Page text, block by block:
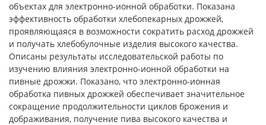
объектах для электронно-ионной обработки. Показана
эффективность обработки хлебопекарных дрожжей,
проявляющаяся в возможности сократить расход дрожжей
и получать хлебобулочные изделия высокого качества.
Описаны результаты исследовательской работы по
изучению влияния электронно-ионной обработки на
пивные дрожжи. Показано, что электронно-ионная
обработка пивных дрожжей обеспечивает значительное
сокращение продолжительности циклов брожения и
дображивания, получение пива высокого качества и